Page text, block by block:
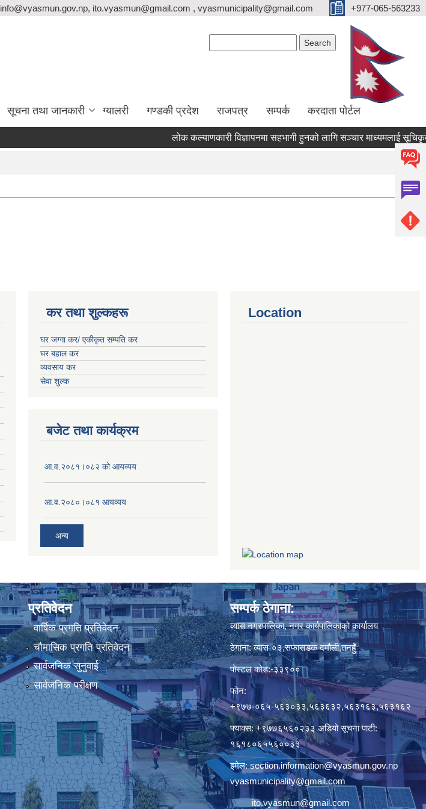
info@vyasmun.gov.np, ito.vyasmun@gmail.com , vyasmunicipality@gmail.com +977-065-563233
सूचना तथा जानकारी ग्यालरी गण्डकी प्रदेश राजपत्र सम्पर्क करदाता पोर्टल
लोक कल्याणकारी विज्ञापनमा सहभागी हुनको लागि सञ्चार माध्यमलाई सूचिकृत
कर तथा शुल्कहरू
घर जग्गा कर/ एकीकृत सम्पति कर
घर बहाल कर
व्यवसाय कर
सेवा शुल्क
बजेट तथा कार्यक्रम
आ.व.२०८१।०८२ को आयव्यय
आ.व.२०८०।०८१ आयव्यय
अन्य
Location
प्रतिवेदन
वार्षिक प्रगति प्रतिवेदन
चौमासिक प्रगति प्रतिवेदन
सार्वजनिक सुनुवाई
सार्वजनिक परीक्षण
सम्पर्क ठेगाना:
व्यास नगरपालिका, नगर कार्यपालिकाको कार्यालय
ठेगाना: व्यास-०३,सफासडक दमौली,तनहुँ
पोस्टल कोड:-३३९००
फोन:
+९७७-०६५-५६३०३३,५६३६३२,५६३१६३,५६३१६२
फ्याक्स: +९७७६५६०२३३ अडियो सूचना पाटी:
१६१८०६५५६००३३
इमेल:section.information@vyasmun.gov.np
vyasmunicipality@gmail.com
ito.vyasmun@gmail.com